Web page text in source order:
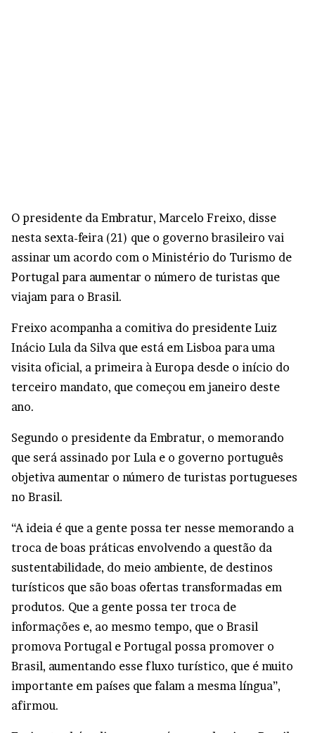
O presidente da Embratur, Marcelo Freixo, disse
nesta sexta-feira (21) que o governo brasileiro vai
assinar um acordo com o Ministério do Turismo de
Portugal para aumentar o número de turistas que
viajam para o Brasil.
Freixo acompanha a comitiva do presidente Luiz
Inácio Lula da Silva que está em Lisboa para uma
visita oficial, a primeira à Europa desde o início do
terceiro mandato, que começou em janeiro deste
ano.
Segundo o presidente da Embratur, o memorando
que será assinado por Lula e o governo português
objetiva aumentar o número de turistas portugueses
no Brasil.
“A ideia é que a gente possa ter nesse memorando a
troca de boas práticas envolvendo a questão da
sustentabilidade, do meio ambiente, de destinos
turísticos que são boas ofertas transformadas em
produtos. Que a gente possa ter troca de
informações e, ao mesmo tempo, que o Brasil
promova Portugal e Portugal possa promover o
Brasil, aumentando esse fluxo turístico, que é muito
importante em países que falam a mesma língua”,
afirmou.